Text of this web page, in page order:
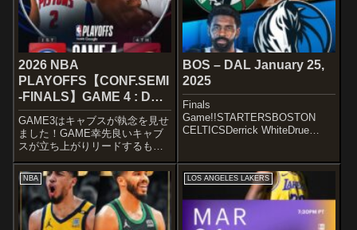
2026 NBA
PLAYOFFS【CONF.SEMI
-FINALS】GAME 4 : DET
– CLE May 11, 2026
GAME3はキャブスが執念を見せ
ました！GAME幸先良いキャブ
スが立ち上がりリードするもの
の、ピストンズもしっかり対応
し、2Qにかけてリードを掴みま
す。互いに譲らず一進一退の攻
防で後半を迎えると、ミッチェ
ル&ハーデンが躍動するキャブス
が抜け...
BOS – DAL January 25,
2025
Finals
Game!!STARTERSBOSTON
CELTICSDerrick WhiteDrue
PorzingisTonight's Starting ...
NBA LOS ANGELES LAKERS